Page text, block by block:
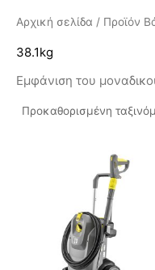
PROFESSIONAL
ΑΞΕΣΟΥΑΡ
ΚΑΘΑΡΙΣΤΙΚΑ
Αρχική σελίδα / Προϊόν
38.1kg
Εμφάνιση του